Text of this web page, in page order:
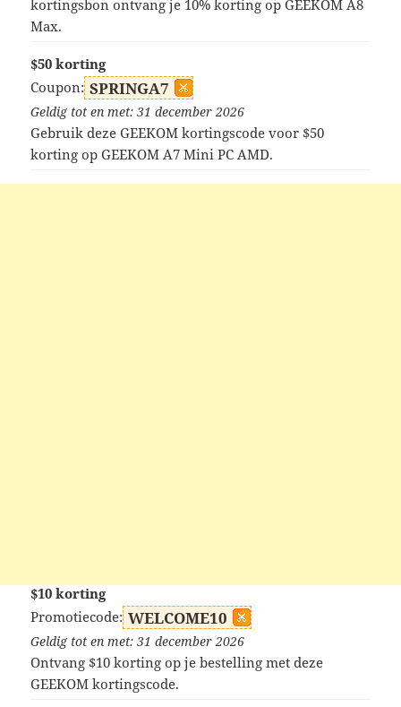
kortingsbon ontvang je 10% korting op GEEKOM A8
Max.
$50 korting
Coupon: SPRINGA7
Geldig tot en met: 31 december 2026
Gebruik deze GEEKOM kortingscode voor $50
korting op GEEKOM A7 Mini PC AMD.
$10 korting
Promotiecode: WELCOME10
Geldig tot en met: 31 december 2026
Ontvang $10 korting op je bestelling met deze
GEEKOM kortingscode.